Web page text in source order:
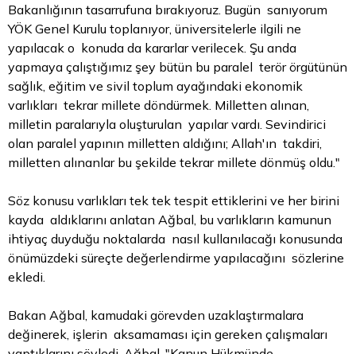
Bakanlığının tasarrufuna bırakıyoruz. Bugün sanıyorum
YÖK Genel Kurulu toplanıyor, üniversitelerle ilgili ne
yapılacak o konuda da kararlar verilecek. Şu anda
yapmaya çalıştığımız şey bütün bu paralel terör örgütünün
sağlık, eğitim ve sivil toplum ayağındaki ekonomik
varlıkları tekrar millete döndürmek. Milletten alınan,
milletin paralarıyla oluşturulan yapılar vardı. Sevindirici
olan paralel yapının milletten aldığını; Allah'ın takdiri,
milletten alınanlar bu şekilde tekrar millete dönmüş oldu."
Söz konusu varlıkları tek tek tespit ettiklerini ve her birini
kayda aldıklarını anlatan Ağbal, bu varlıkların kamunun
ihtiyaç duyduğu noktalarda nasıl kullanılacağı konusunda
önümüzdeki süreçte değerlendirme yapılacağını sözlerine
ekledi.
Bakan Ağbal, kamudaki görevden uzaklaştırmalara
değinerek, işlerin aksamaması için gereken çalışmaları